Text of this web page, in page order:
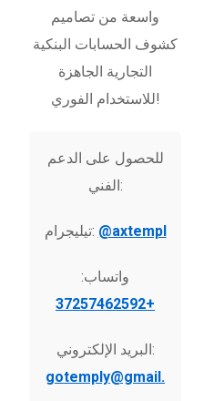
واسعة من تصاميم
كشوف الحسابات البنكية
التجارية الجاهزة
للاستخدام الفوري!
للحصول على الدعم
الفني:
تيليجرام: @axtempl
واتساب:
+37257462592
البريد الإلكتروني:
gotemply@gmail.